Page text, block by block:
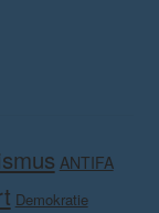
ANTIFA
Demokratie